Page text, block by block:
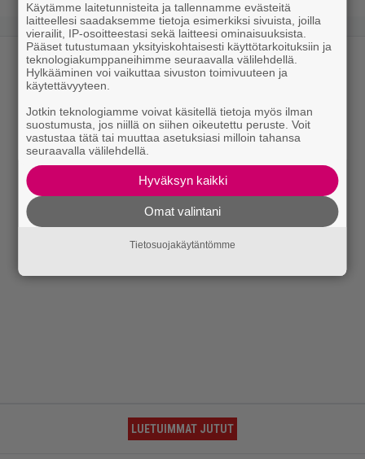
LUETUIMMAT JUTUT
Käytämme laitetunnisteita ja tallennamme evästeitä
laitteellesi saadaksemme tietoja esimerkiksi sivuista, joilla
vierailit, IP-osoitteestasi sekä laitteesi ominaisuuksista.
Pääset tutustumaan yksityiskohtaisesti käyttötarkoituksiin ja
teknologiakumppaneihimme seuraavalla välilehdellä.
Hylkääminen voi vaikuttaa sivuston toimivuuteen ja
käytettävyyteen.
Jotkin teknologiamme voivat käsitellä tietoja myös ilman
suostumusta, jos niillä on siihen oikeutettu peruste. Voit
vastustaa tätä tai muuttaa asetuksiasi milloin tahansa
seuraavalla välilehdellä.
Hyväksyn kaikki
Omat valintani
Tietosuojakäytäntömme